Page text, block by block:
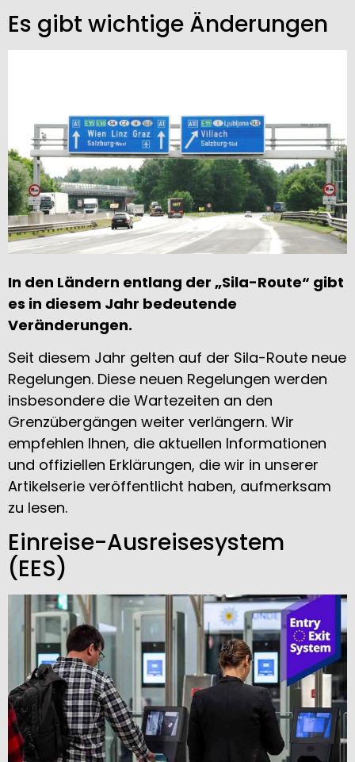
Es gibt wichtige Änderungen
In den Ländern entlang der „Sila-Route“ gibt
es in diesem Jahr bedeutende
Veränderungen.
Seit diesem Jahr gelten auf der Sila-Route neue
Regelungen. Diese neuen Regelungen werden
insbesondere die Wartezeiten an den
Grenzübergängen weiter verlängern. Wir
empfehlen Ihnen, die aktuellen Informationen
und offiziellen Erklärungen, die wir in unserer
Artikelserie veröffentlicht haben, aufmerksam
zu lesen.
Einreise-Ausreisesystem
(EES)